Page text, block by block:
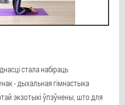
стала набіраць
- дыхальная гімнастыка
экзотыкі ўпэўнены, што для